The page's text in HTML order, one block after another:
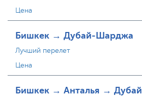
Цена
Бишкек → Дубай-Шарджа
Лучший перелет
Цена
Бишкек → Анталья → Дубай